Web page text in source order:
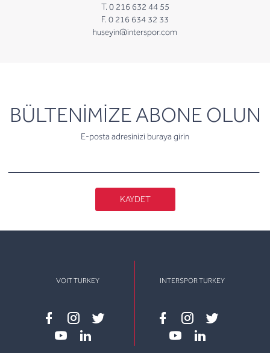
T. 0 216 632 44 55
F. 0 216 634 32 33
huseyin@interspor.com
BÜLTENİMİZE ABONE OLUN
E-posta adresinizi buraya girin
newsletter
KAYDET
VOIT TURKEY
Facebook
instagram
twitter
INTERSPOR TURKEY
Facebook
instagram
twitter